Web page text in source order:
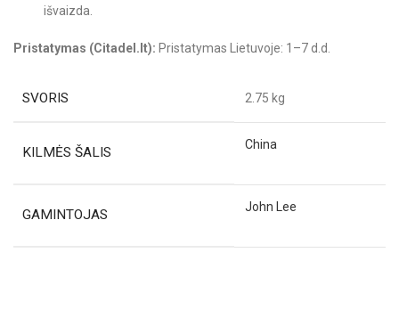
išvaizda.
Pristatymas (Citadel.lt): Pristatymas Lietuvoje: 1–7 d.d.
SVORIS 2.75 kg
KILMĖS ŠALIS China
GAMINTOJAS John Lee